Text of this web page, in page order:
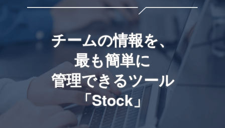
チームの情報を、
最も簡単に
管理できるツール
「Stock」